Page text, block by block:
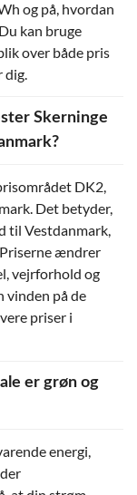
og på, hvordan
kan bruge
over både pris
Skerninge
DK2,
Det betyder,
til Vestdanmark,
ændrer
vejrforhold og
vinden på de
priser i
er grøn og
energi,